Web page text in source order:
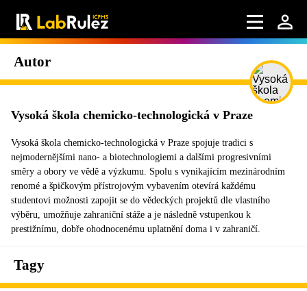
Autor
Vysoká škola chemicko-technologická v Praze
Vysoká škola chemicko-technologická v Praze spojuje tradici s
nejmodernějšími nano- a biotechnologiemi a dalšími progresivními
směry a obory ve vědě a výzkumu. Spolu s vynikajícím mezinárodním
renomé a špičkovým přístrojovým vybavením otevírá každému
studentovi možnosti zapojit se do vědeckých projektů dle vlastního
výběru, umožňuje zahraniční stáže a je následně vstupenkou k
prestižnímu, dobře ohodnocenému uplatnění doma i v zahraničí.
Tagy